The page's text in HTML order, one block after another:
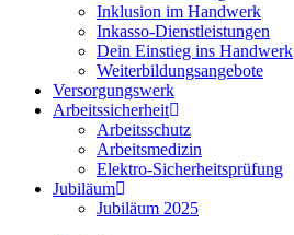
Inklusion im Handwerk
Inkasso-Dienstleistungen
Dein Einstieg ins Handwerk
Weiterbildungsangebote
Versorgungswerk
Arbeitssicherheit
Arbeitsschutz
Arbeitsmedizin
Elektro-Sicherheitsprüfung
Jubiläum
Jubiläum 2025